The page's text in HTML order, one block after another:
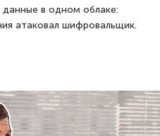
данные в одном облаке:
атаковал шифровальщик.